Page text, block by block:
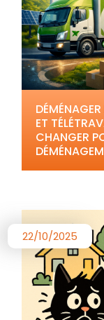
ET
CHANGER
22/10/2025